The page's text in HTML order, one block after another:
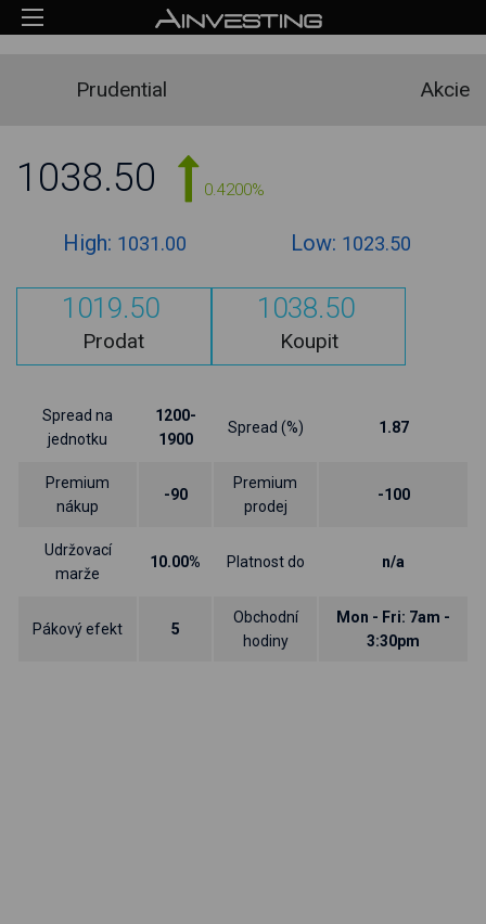
Prudential Akcie
1038.50 0.4200%
High: 1031.00 Low: 1023.50
1019.50
Prodat
1038.50
Koupit
Spread na
jednotku
1200-
1900
Spread (%) 1.87
Premium
nákup
-90
Premium
prodej
-100
Udržovací
marže
10.00% Platnost do n/a
Pákový efekt 5
Obchodní
hodiny
Mon - Fri: 7am -
3:30pm